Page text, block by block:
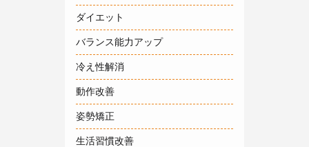
ダイエット
バランス能力アップ
冷え性解消
動作改善
姿勢矯正
生活習慣改善